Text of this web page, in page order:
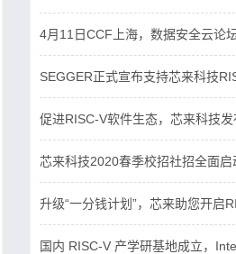
4月11日CCF上海，数据安全云
SEGGER正式宣布支持芯来科技
促进RISC-V软件生态，芯来科技
芯来科技2020春季校招社招全面启
升级“一分钱计划”，芯来助您开启
国内 RISC-V 产学研基地成立，